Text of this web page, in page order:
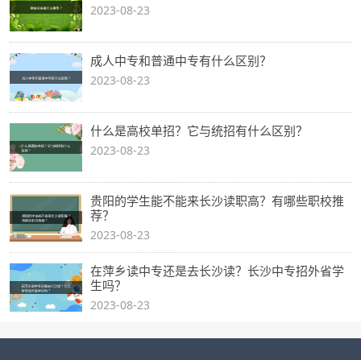
2023-08-23
成人中专和普通中专有什么区别？
2023-08-23
什么是高校单招？它与统招有什么区别？
2023-08-23
贵阳的学生能不能来长沙读职高？有哪些职校推
荐？
2023-08-23
在萍乡读中专还是去长沙读？长沙中专招外省学
生吗？
2023-08-23